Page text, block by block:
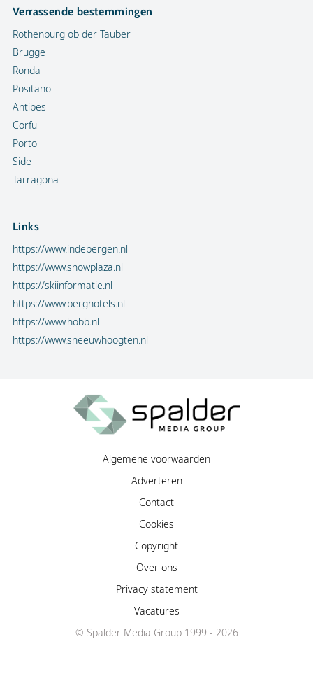
Verrassende bestemmingen
Rothenburg ob der Tauber
Brugge
Ronda
Positano
Antibes
Corfu
Porto
Side
Tarragona
Links
https://www.indebergen.nl
https://www.snowplaza.nl
https://skiinformatie.nl
https://www.berghotels.nl
https://www.hobb.nl
https://www.sneeuwhoogten.nl
Algemene voorwaarden
Adverteren
Contact
Cookies
Copyright
Over ons
Privacy statement
Vacatures
© Spalder Media Group 1999 - 2026